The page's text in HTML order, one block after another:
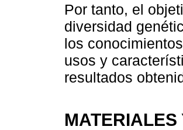
Por tanto, el
diversidad
los
usos y
resultados
MATERIALES